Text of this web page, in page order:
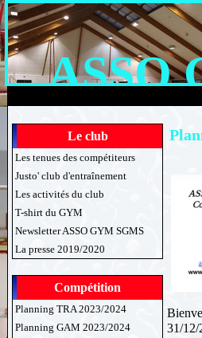
ASSO
Le club
Les tenues des compétiteurs
Justo' club d'entraînement
Les activités du club
T-shirt du GYM
Newsletter ASSO GYM SGMS
La presse 2019/2020
Compétition
Planning TRA 2023/2024
Planning GAM 2023/2024
31/12/